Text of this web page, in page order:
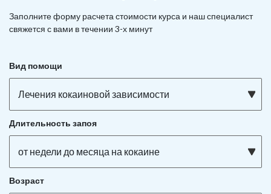
Заполните форму расчета стоимости курса и наш специалист
свяжется с вами в течении 3-х минут
Вид помощи
Лечения кокаиновой зависимости
Длительность запоя
от недели до месяца на кокаине
Возраст